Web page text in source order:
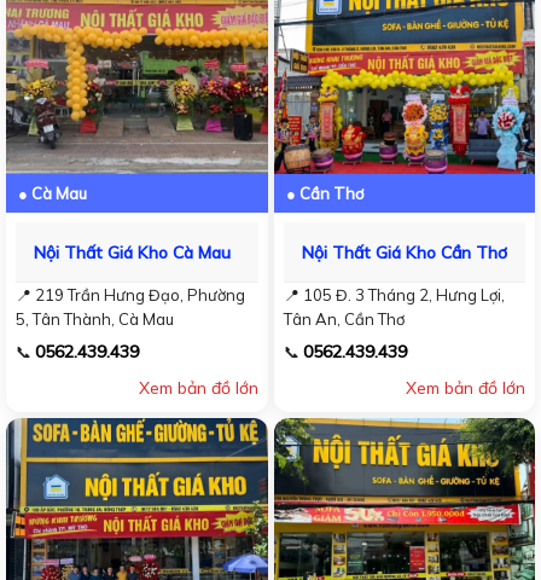
● Cà Mau
Nội Thất Giá Kho Cà Mau
📍 219 Trần Hưng Đạo, Phường
5, Tân Thành, Cà Mau
📞 0562.439.439
Xem bản đồ lớn
● Cần Thơ
Nội Thất Giá Kho Cần Thơ
📍 105 Đ. 3 Tháng 2, Hưng Lợi,
Tân An, Cần Thơ
📞 0562.439.439
Xem bản đồ lớn